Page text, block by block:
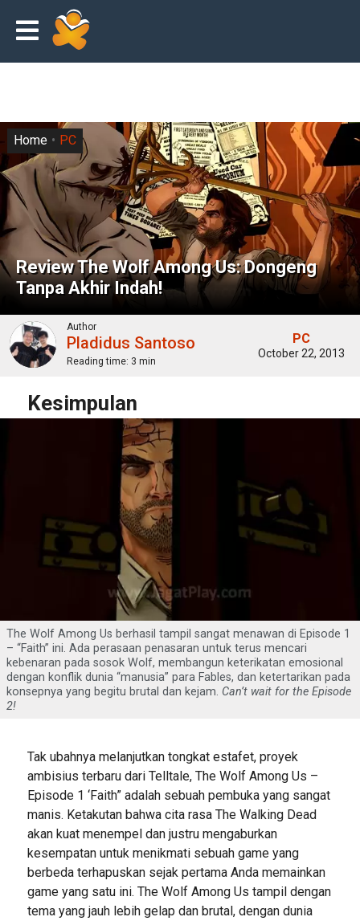
Review The Wolf Among Us: Dongeng
Tanpa Akhir Indah!
Home PC
Author
Pladidus Santoso
Reading time: 3 min
PC
October 22, 2013
Kesimpulan
The Wolf Among Us berhasil tampil sangat menawan di Episode 1
– “Faith” ini. Ada perasaan penasaran untuk terus mencari
kebenaran pada sosok Wolf, membangun keterikatan emosional
dengan konflik dunia “manusia” para Fables, dan ketertarikan pada
konsepnya yang begitu brutal dan kejam. Can’t wait for the Episode
2!
Tak ubahnya melanjutkan tongkat estafet, proyek
ambisius terbaru dari Telltale, The Wolf Among Us –
Episode 1 ‘Faith” adalah sebuah pembuka yang sangat
manis. Ketakutan bahwa cita rasa The Walking Dead
akan kuat menempel dan justru mengaburkan
kesempatan untuk menikmati sebuah game yang
berbeda terhapuskan sejak pertama Anda memainkan
game yang satu ini. The Wolf Among Us tampil dengan
tema yang jauh lebih gelap dan brutal, dengan dunia